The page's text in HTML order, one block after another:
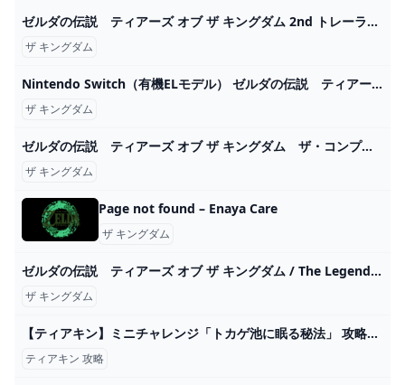
ゼルダの伝説 ティアーズ オブ ザ キングダム 2nd トレーラー - YouTube
ザ キングダム
Nintendo Switch（有機ELモデル） ゼルダの伝説 ティアーズ オブ ザ キングダムエディション - YouTube
ザ キングダム
ゼルダの伝説 ティアーズ オブ ザ キングダム ザ・コンプリートガイド 書籍情報 ファミ通と電撃の攻略本
ザ キングダム
Page not found – Enaya Care
ザ キングダム
ゼルダの伝説 ティアーズ オブ ザ キングダム / The Legend of Zelda: Tears of the Kingdom Official Trailer #3 BGM - YouTube
ザ キングダム
【ティアキン】ミニチャレンジ「トカゲ池に眠る秘法」 攻略【ゼルダの伝説】 - YouTube
ティアキン 攻略